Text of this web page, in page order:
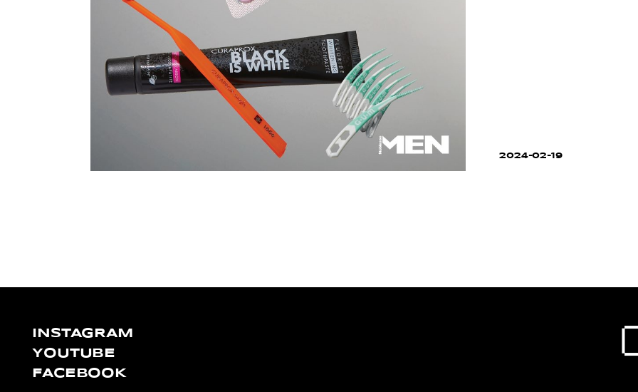
2024-02-19
INSTAGRAM
YOUTUBE
FACEBOOK